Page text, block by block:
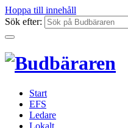
Hoppa till innehåll
Sök efter:
Start
EFS
Ledare
Lokalt